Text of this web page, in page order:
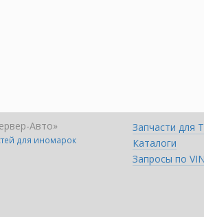
Запчасти для
Каталоги
Запросы по VIN
Авто»
для иномарок